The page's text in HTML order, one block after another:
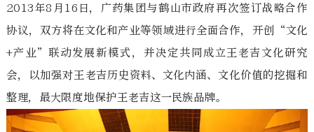
2013年8月16日，广药集团与鹤山市政府再次签订战略合作
协议，双方将在文化和产业等领域进行全面合作，开创“文化
+产业”联动发展新模式，并决定共同成立王老吉文化研究
会，以加强对王老吉历史资料、文化内涵、文化价值的挖掘和
整理，最大限度地保护王老吉这一民族品牌。